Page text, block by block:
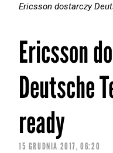
Ericsson dostarczy
Ericsson
Deutsche
ready
15 GRUDNIA 2017, 06:20